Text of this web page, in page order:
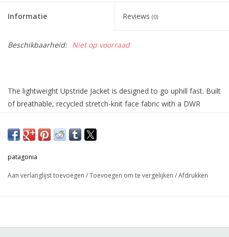
Informatie Reviews (0)
Beschikbaarheid: Niet op voorraad
The lightweight Upstride Jacket is designed to go uphill fast. Built
of breathable, recycled stretch-knit face fabric with a DWR
perfluorinated chemicals (PFCs/PFAS), it excels on high-output
tours in predictable weather. Made in a Fair Trade Certified™
factory.
patagonia
Aan verlanglijst toevoegen /Toevoegen om te vergelijken /Afdrukken